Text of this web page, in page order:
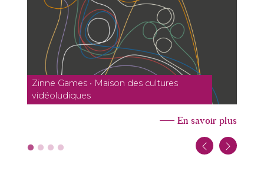
Zinne Games • Maison des cultures
vidéoludiques
En savoir plus